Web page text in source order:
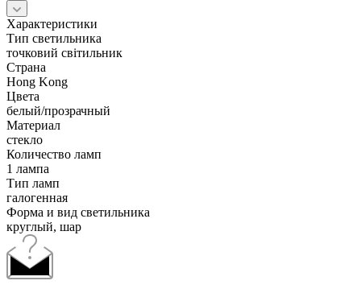
Характеристики
Тип светильника
точковий світильник
Страна
Hong Kong
Цвета
белый/прозрачный
Материал
стекло
Количество ламп
1 лампа
Тип ламп
галогенная
Форма и вид светильника
круглый, шар